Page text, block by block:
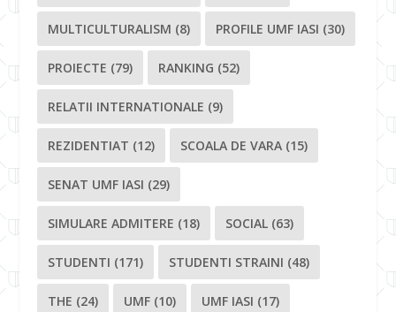
MULTICULTURALISM (8) PROFILE UMF IASI (30)
PROIECTE (79) RANKING (52)
RELATII INTERNATIONALE (9)
REZIDENTIAT (12) SCOALA DE VARA (15)
SENAT UMF IASI (29)
SIMULARE ADMITERE (18) SOCIAL (63)
STUDENTI (171) STUDENTI STRAINI (48)
THE (24) UMF (10) UMF IASI (17)